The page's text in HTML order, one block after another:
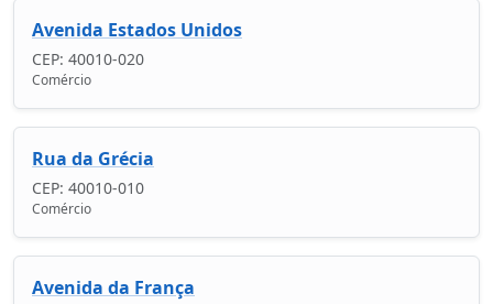
Avenida Estados Unidos
CEP: 40010-020
Comércio
Rua da Grécia
CEP: 40010-010
Comércio
Avenida da França